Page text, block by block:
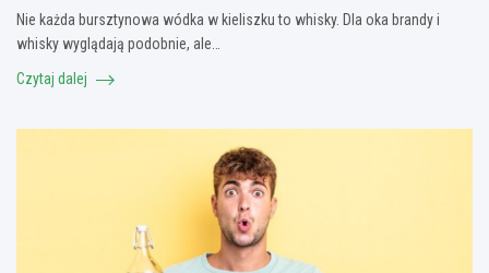
Nie każda bursztynowa wódka w kieliszku to whisky. Dla oka brandy i
whisky wyglądają podobnie, ale…
Czytaj dalej